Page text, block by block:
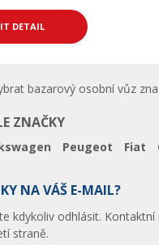
DETAIL
bazarový osobní vůz
ZNAČKY
Peugeot Fiat
NA VÁŠ E-MAIL?
kdykoliv odhlásit. Kontaktní
straně.